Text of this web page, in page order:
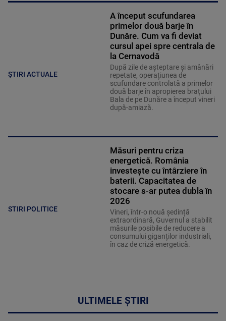
ȘTIRI ACTUALE
A început scufundarea
primelor două barje în
Dunăre. Cum va fi deviat
cursul apei spre centrala de
la Cernavodă
După zile de așteptare și amânări
repetate, operațiunea de
scufundare controlată a primelor
două barje în apropierea brațului
Bala de pe Dunăre a început vineri
după-amiază.
STIRI POLITICE
Măsuri pentru criza
energetică. România
investește cu întârziere în
baterii. Capacitatea de
stocare s-ar putea dubla în
2026
Vineri, într-o nouă ședință
extraordinară, Guvernul a stabilit
măsurile posibile de reducere a
consumului giganților industriali,
în caz de criză energetică.
ULTIMELE ȘTIRI